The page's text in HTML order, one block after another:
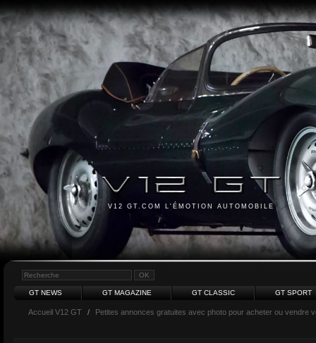
V12 GT.COM L'ÉMOTION AUTOMOBILE
GT NEWS GT MAGAZINE GT CLASSIC GT SPORT
Accueil V12 GT / Petites annonces gratuites avec photo pour acheter ou vendre